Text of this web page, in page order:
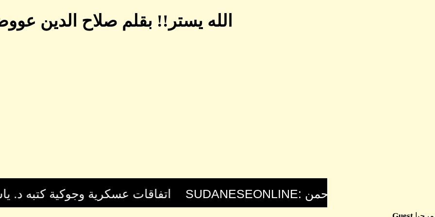
الله يستر!! بقلم صلاح الدين